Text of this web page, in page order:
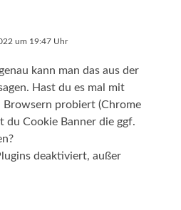
um 19:47 Uhr
kann man das aus der
Hast du es mal mit
Browsern probiert (Chrome
du Cookie Banner die ggf.
deaktiviert, außer